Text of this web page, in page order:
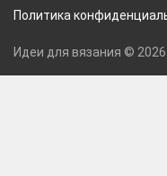
Политика
Идеи для вязания © 2026